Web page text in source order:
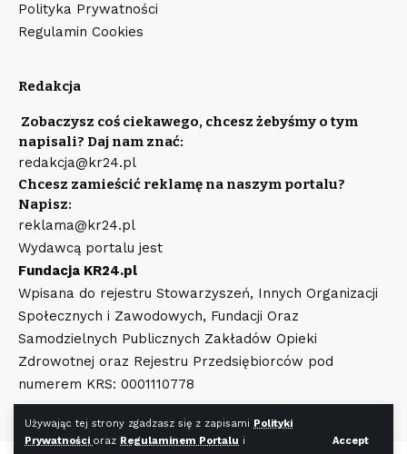
Używając tej strony zgadzasz się z zapisami Polityki
Prywatności oraz Regulaminem Portalu i
Accept
Polityka Prywatności
Regulamin Cookies
Redakcja
Zobaczysz coś ciekawego, chcesz żebyśmy o tym
napisali? Daj nam znać:
redakcja@kr24.pl
Chcesz zamieścić reklamę na naszym portalu?
Napisz:
reklama@kr24.pl
Wydawcą portalu jest
Fundacja KR24.pl
Wpisana do rejestru Stowarzyszeń, Innych Organizacji
Społecznych i Zawodowych, Fundacji Oraz
Samodzielnych Publicznych Zakładów Opieki
Zdrowotnej oraz Rejestru Przedsiębiorców pod
numerem KRS: 0001110778